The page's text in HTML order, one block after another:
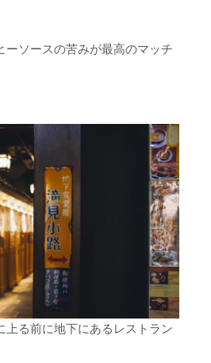
ーソースの苦みが最高のマッチ
上る前に地下にあるレストラン